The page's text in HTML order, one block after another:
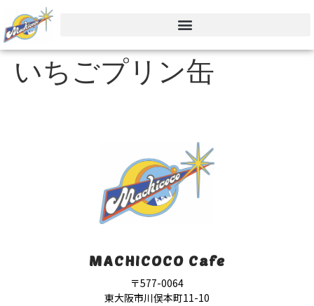
いちごプリン缶
MACHICOCO Cafe
〒577-0064
東大阪市川俣本町11-10